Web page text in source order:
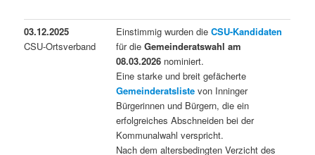
03.12.2025
CSU-Ortsverband
Einstimmig wurden dieCSU-Kandidaten
für dieGemeinderatswahl am
08.03.2026 nominiert.
Eine starke und breit gefächerte
Gemeinderatsliste von Inninger
Bürgerinnen und Bürgern, die ein
erfolgreiches Abschneiden bei der
Kommunalwahl verspricht.
Nach dem altersbedingten Verzicht des